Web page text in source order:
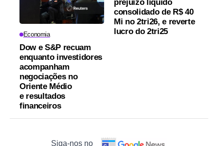
Economia
Dow e S&P recuam
enquanto investidores
acompanham
negociações no
Oriente Médio
e resultados
financeiros
prejuízo líquido
consolidado de R$ 40
Mi no 2tri26, e reverte
lucro do 2tri25
Siga-nos no